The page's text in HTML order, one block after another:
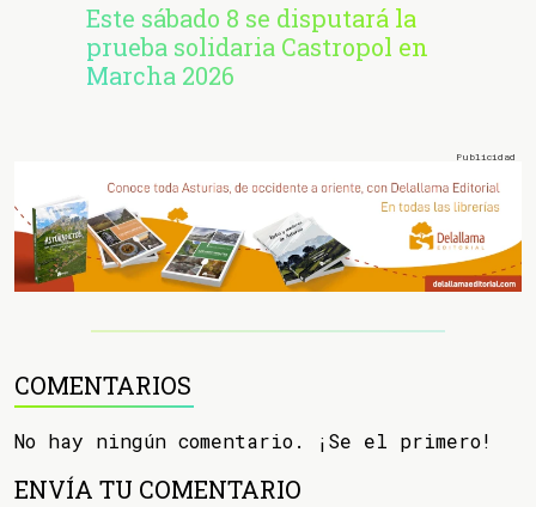
Este sábado 8 se disputará la
prueba solidaria Castropol en
Marcha 2026
COMENTARIOS
No hay ningún comentario. ¡Se el primero!
ENVÍA TU COMENTARIO